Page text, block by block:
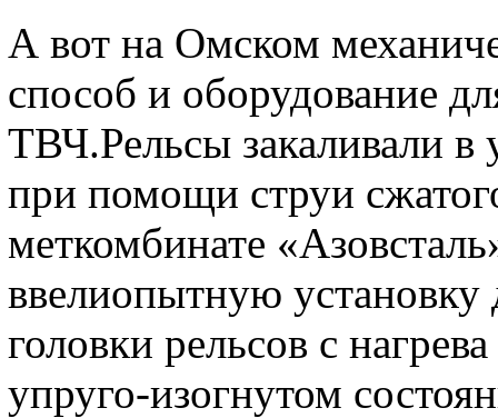
А вот на Омском
способ и оборудование
ТВЧ.Рельсы закаливали в
при помощи струи
меткомбинате
ввелиопытную установку
головки рельсов с
упруго-изогнутом